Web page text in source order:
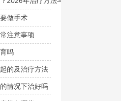
做手术
注意事项
吗
的及治疗方法
情况下治好吗